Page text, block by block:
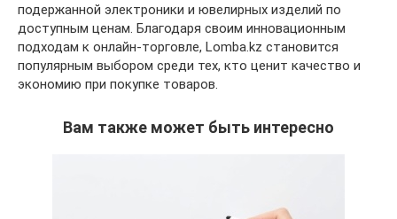
подержанной электроники и ювелирных изделий по
доступным ценам. Благодаря своим инновационным
подходам к онлайн-торговле, Lomba.kz становится
популярным выбором среди тех, кто ценит качество и
экономию при покупке товаров.
Вам также может быть интересно